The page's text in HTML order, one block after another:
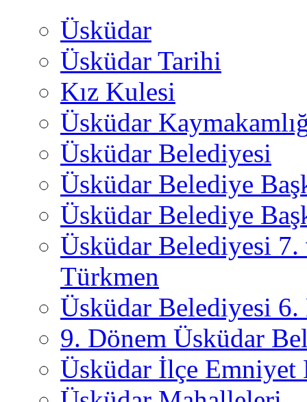
Üsküdar
Üsküdar Tarihi
Kız Kulesi
Üsküdar
Üsküdar Belediyesi
Üsküdar Belediye
Üsküdar Belediye
Üsküdar Belediyesi
Türkmen
Üsküdar Belediyesi 6.
9. Dönem Üsküdar
Üsküdar İlçe